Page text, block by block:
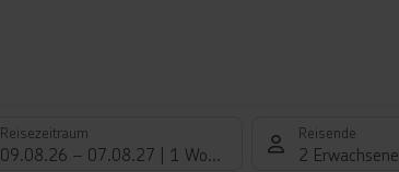
Reisezeitraum
09.08.26 – 07.08.27 1 Woche
Reisende
2 Erwachsene